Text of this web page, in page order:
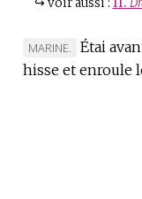
MARQUE
DE
MARINE.
Étai
hisse et enroule